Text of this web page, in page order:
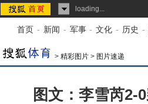
loading...
首页 - 新闻 - 军事 - 文化 - 历史 -
> 精彩图片 > 图片速递
图文：李雪芮2-